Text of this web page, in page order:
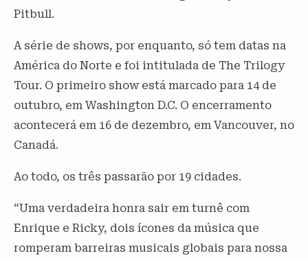
Pitbull.
A série de shows, por enquanto, só tem datas na
América do Norte e foi intitulada de The Trilogy
Tour. O primeiro show está marcado para 14 de
outubro, em Washington D.C. O encerramento
acontecerá em 16 de dezembro, em Vancouver, no
Canadá.
Ao todo, os três passarão por 19 cidades.
“Uma verdadeira honra sair em turnê com
Enrique e Ricky, dois ícones da música que
romperam barreiras musicais globais para nossa